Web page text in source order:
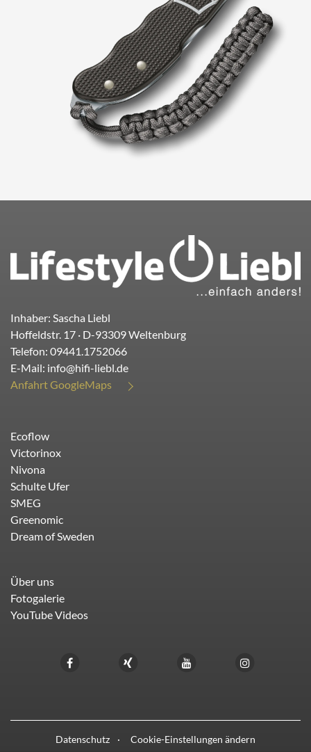
Inhaber: Sascha Liebl
Hoffeldstr. 17 · D-93309Weltenburg
Telefon: 09441.1752066
E-Mail: info@hifi-liebl.de
Anfahrt GoogleMaps
Ecoflow
Victorinox
Nivona
Schulte Ufer
SMEG
Greenomic
Dream of Sweden
Über uns
Fotogalerie
YouTube Videos
Datenschutz Cookie-Einstellungen ändern